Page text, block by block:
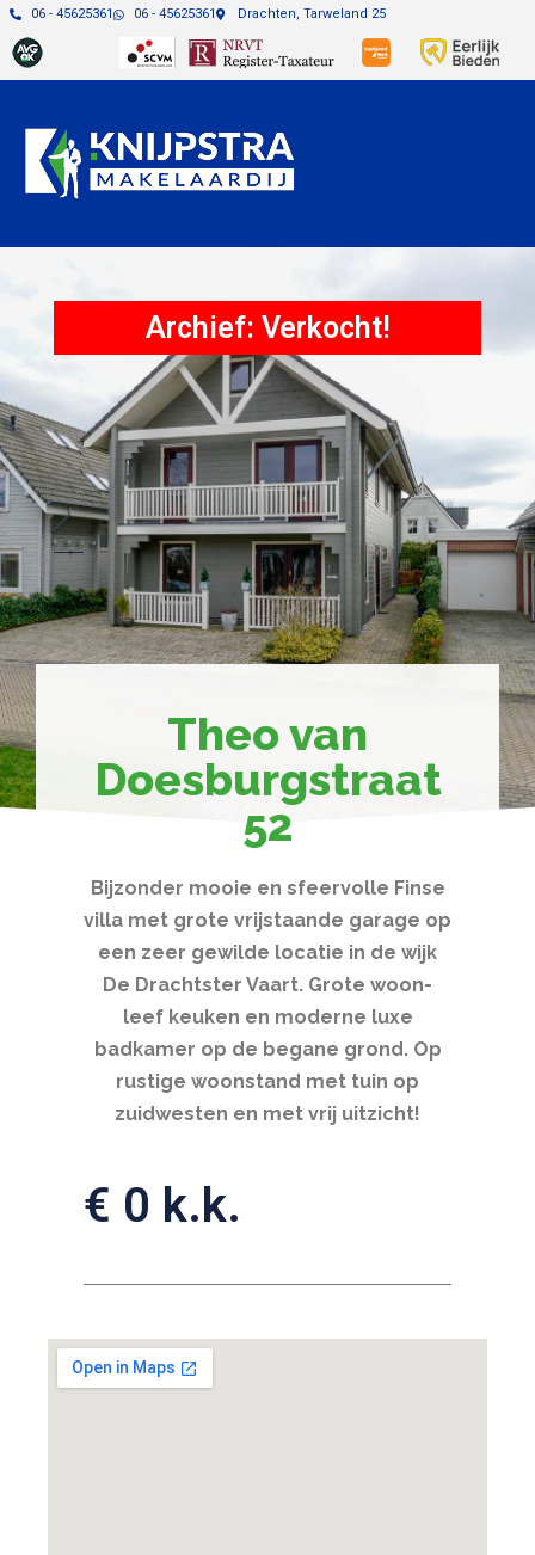
06 - 45625361 06 - 45625361 Drachten, Tarweland 25
Archief: Verkocht!
Theo van
Doesburgstraat
52
Bijzonder mooie en sfeervolle Finse
villa met grote vrijstaande garage op
een zeer gewilde locatie in de wijk
De Drachtster Vaart. Grote woon-
leef keuken en moderne luxe
badkamer op de begane grond. Op
rustige woonstand met tuin op
zuidwesten en met vrij uitzicht!
€ 0 k.k.